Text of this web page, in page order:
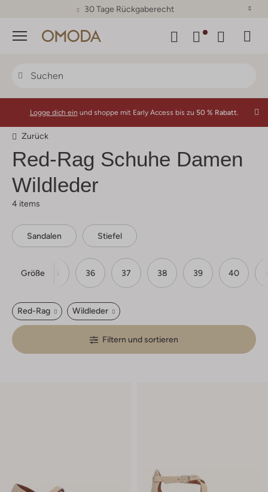
30 Tage Rückgaberecht
Menü
Logge dich ein und shoppe mit Early Access bis zu 50 % Rabatt.
Zurück
Red-Rag Schuhe Damen
Wildleder
4 items
Sandalen Stiefel
Größe 35 36 37 38 39 40
Red-Rag Wildleder
Filtern und sortieren